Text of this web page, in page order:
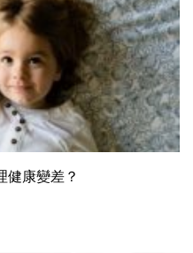
健康變差？